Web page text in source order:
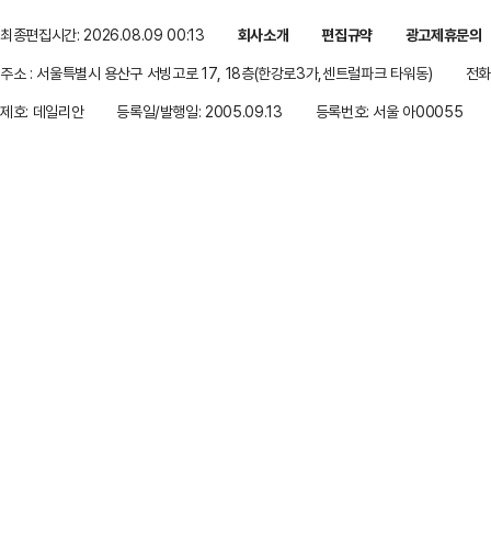
최종편집시간: 2026.08.09 00:13 회사소개 편집규약
광고제휴문의
주소 : 서울특별시 용산구 서빙고로 17, 18층(한강로3가,센트럴파크 타워동)
전
제호: 데일리안
등록일/발행일: 2005.09.13 등록번호: 서울 아00055